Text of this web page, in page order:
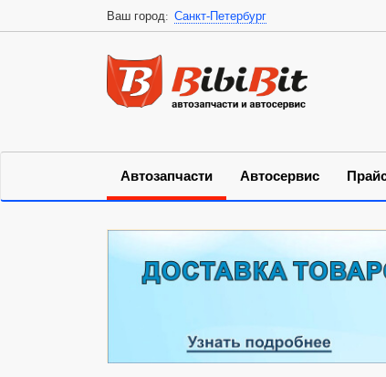
Ваш город: Санкт-Петербург
Автозапчасти Автосервис